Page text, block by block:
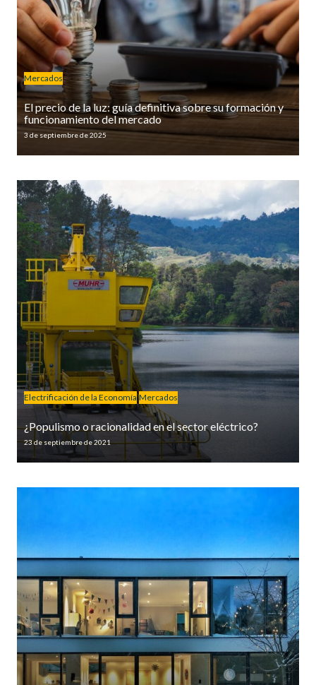
Mercados
El precio de la luz: guía definitiva sobre su formación y
funcionamiento del mercado
3 de septiembre de 2025
Electrificación de la Economía Mercados
¿Populismo o racionalidad en el sector eléctrico?
23 de septiembre de 2021